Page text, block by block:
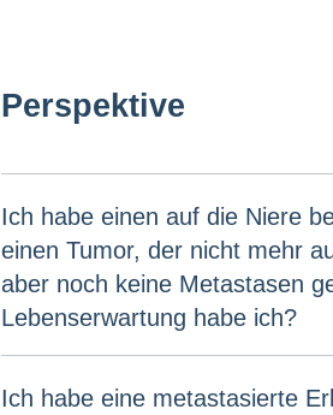
Perspektive
Ich habe einen auf die Niere
einen Tumor, der nicht mehr
aber noch keine Metastasen
Lebenserwartung habe ich?
Ich habe eine metastasierte